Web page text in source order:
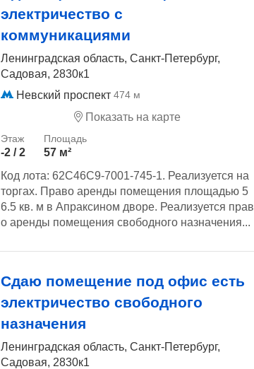
электричество с
коммуникациями
Ленинградская область, Санкт-Петербург,
Садовая, 2830к1
Невский проспект 474 м
Показать на карте
-2 / 2
57 м²
Код лота: 62C46C9-7001-745-1. Реализуется на
торгах. Право аренды помещения площадью 5
6.5 кв. м в Апраксином дворе. Реализуется прав
о аренды помещения свободного назначения...
Сдаю помещение под офис есть
электричество свободного
назначения
Ленинградская область, Санкт-Петербург,
Садовая, 2830к1